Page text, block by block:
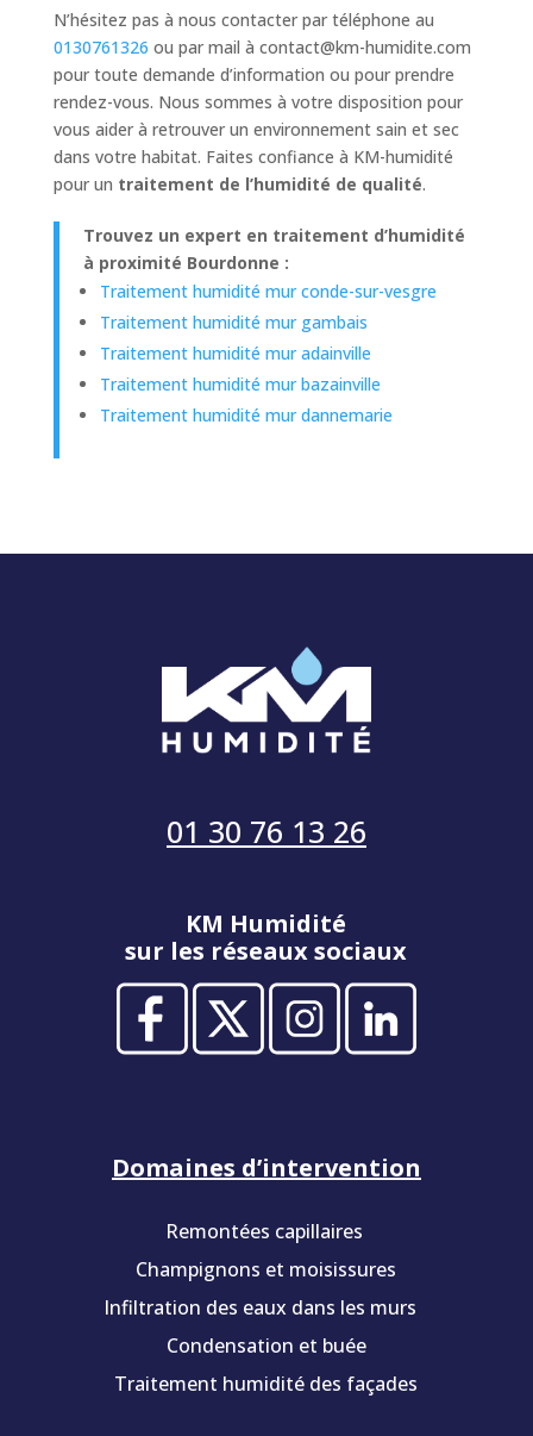
N’hésitez pas à nous contacter par téléphone au
0130761326 ou par mail à contact@km-humidite.com
pour toute demande d’information ou pour prendre
rendez-vous. Nous sommes à votre disposition pour
vous aider à retrouver un environnement sain et sec
dans votre habitat. Faites confiance à KM-humidité
pour un traitement de l’humidité de qualité.
Trouvez un expert en traitement d’humidité
à proximité Bourdonne :
Traitement humidité mur conde-sur-vesgre
Traitement humidité mur gambais
Traitement humidité mur adainville
Traitement humidité mur bazainville
Traitement humidité mur dannemarie
01 30 76 13 26
KM Humidité
sur les réseaux sociaux
Domaines d’intervention
Remontées capillaires
Champignons et moisissures
Infiltration des eaux dans les murs
Condensation et buée
Traitement humidité des façades